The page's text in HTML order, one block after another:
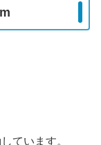
ています。